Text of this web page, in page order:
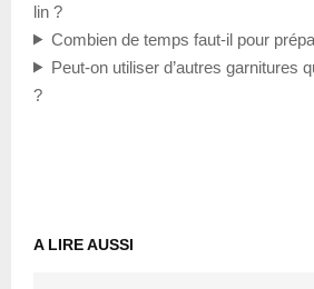
lin ?
Combien de temps faut-il pour
Peut-on utiliser d’autres garnitures
?
A LIRE AUSSI